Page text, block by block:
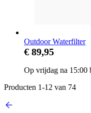
Outdoor Waterfilter
€ 89,95
Op vrijdag na 15:00
Producten 1-12 van 74